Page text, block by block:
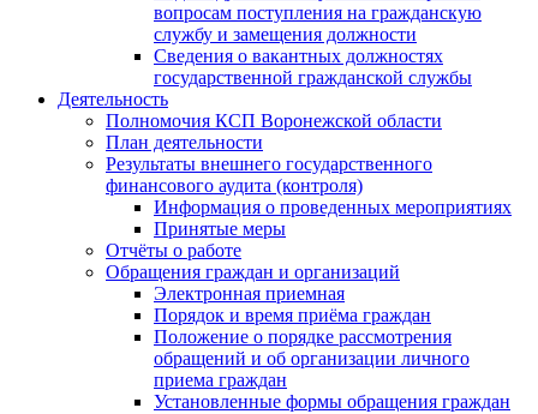
вопросам поступления на гражданскую
службу и замещения должности
Сведения о вакантных должностях
государственной гражданской службы
Деятельность
Полномочия КСП Воронежской области
План деятельности
Результаты внешнего государственного
финансового аудита (контроля)
Информация о проведенных мероприятиях
Принятые меры
Отчёты о работе
Обращения граждан и организаций
Электронная приемная
Порядок и время приёма граждан
Положение о порядке рассмотрения
обращений и об организации личного
приема граждан
Установленные формы обращения граждан